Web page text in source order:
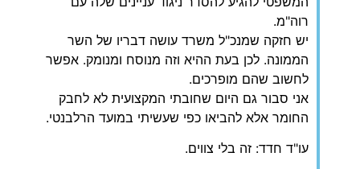
רוה"מ.
יש חזקה שמנכ"ל משרד עושה דבריו של השר
הממונה. לכן בעת ההיא וזה מנוסח ומנומק. אפשר
לחשוב שהם מופרכים.
אני סבור גם היום שחובתי המקצועית לא לחבק
החומר אלא להביאו כפי שעשיתי במועד הרלבנטי.
עו"ד חדד: זה בלי צווים.